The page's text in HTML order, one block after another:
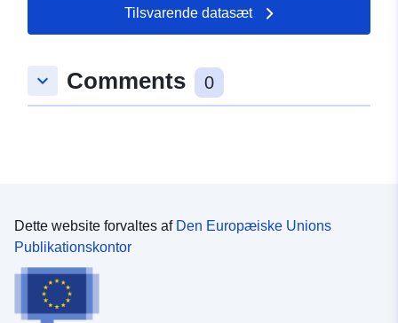
Tilsvarende datasæt
keyboard_arrow_down Comments 0
Dette website forvaltes af Den Europæiske Unions
Publikationskontor